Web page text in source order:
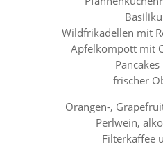
Wildfrikadellen mit
Apfelkompott mit
frischer
Orangen-,
Perlwein,
Filterkaffee